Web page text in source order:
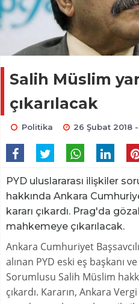
Salih Müslim
çıkarılacak
Politika 26 Şubat 2018
PYD uluslararası ilişkiler
hakkında Ankara
kararı çıkardı. Prag'da
mahkemeye çıkarılacak.
Ankara Cumhuriyet
alınan PYD eski eş başkanı
Sorumlusu Salih Müslim
çıkardı. Kararın, Ankara